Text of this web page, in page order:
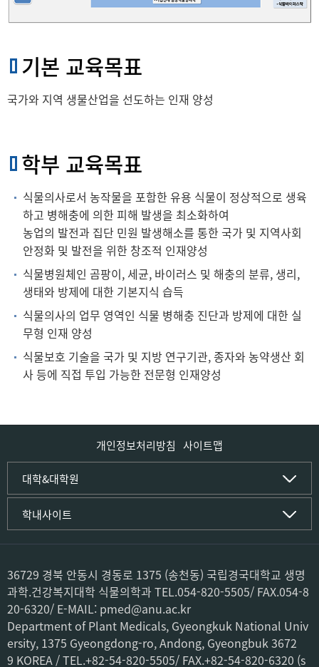
기본 교육목표
국가와 지역 생물산업을 선도하는 인재 양성
학부 교육목표
식물의사로서 농작물을 포함한 유용 식물이 정상적으로 생육
하고 병해충에 의한 피해 발생을 최소화하여
농업의 발전과 집단 민원 발생해소를 통한 국가 및 지역사회
안정화 및 발전을 위한 창조적 인재양성
식물병원체인 곰팡이, 세균, 바이러스 및 해충의 분류, 생리,
생태와 방제에 대한 기본지식 습득
식물의사의 업무 영역인 식물 병해충 진단과 방제에 대한 실
무형 인재 양성
식물보호 기술을 국가 및 지방 연구기관, 종자와 농약생산 회
사 등에 직접 투입 가능한 전문형 인재양성
개인정보처리방침 사이트맵
대학&대학원
인문사회·IT대학
인문·문화학부
국어국문학전공
중국어문·문화학전공
한자문화콘텐츠학전공
미디어문화커뮤니케이션학전공
사학전공
컴퓨터·소프트웨어공학부
컴퓨터공학전공
소프트웨어융합전공
학내사이트
국립경국대학교
(재)국립경국대학교발전기금
공용S/W관리시스템
공자학원
공학교육인증시스템
과학영재교육원
교육혁신본부
도서관
미래교육센터
36729 경북 안동시 경동로 1375 (송천동) 국립경국대학교 생명
과학.건강복지대학 식물의학과 TEL.054-820-5505/ FAX.054-8
20-6320/ E-MAIL: pmed@anu.ac.kr
Department of Plant Medicals, Gyeongkuk National Univ
ersity, 1375 Gyeongdong-ro, Andong, Gyeongbuk 3672
9 KOREA / TEL.+82-54-820-5505/ FAX.+82-54-820-6320 (s